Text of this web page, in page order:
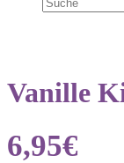
Vanille
6,95€